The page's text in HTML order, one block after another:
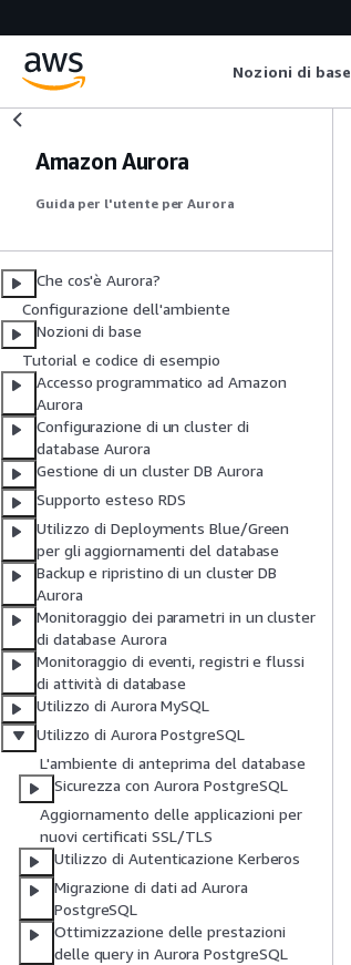
Nozioni di base
Amazon Aurora
Guida per l'utente per Aurora
Che cos'è Aurora?
Configurazione dell'ambiente
Nozioni di base
Tutorial e codice di esempio
Accesso programmatico ad Amazon
Aurora
Configurazione di un cluster di
database Aurora
Gestione di un cluster DB Aurora
Supporto esteso RDS
Utilizzo di Deployments Blue/Green
per gli aggiornamenti del database
Backup e ripristino di un cluster DB
Aurora
Monitoraggio dei parametri in un cluster
di database Aurora
Monitoraggio di eventi, registri e flussi
di attività di database
Utilizzo di Aurora MySQL
Utilizzo di Aurora PostgreSQL
L'ambiente di anteprima del database
Sicurezza con Aurora PostgreSQL
Aggiornamento delle applicazioni per
nuovi certificati SSL/TLS
Utilizzo di Autenticazione Kerberos
Migrazione di dati ad Aurora
PostgreSQL
Ottimizzazione delle prestazioni
delle query in Aurora PostgreSQL